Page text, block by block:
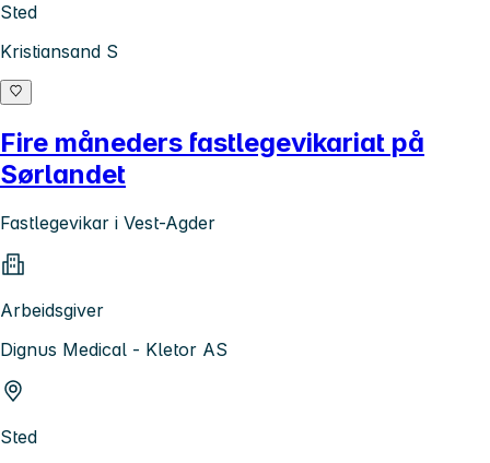
Sted
Kristiansand S
Fire måneders fastlegevikariat på
Sørlandet
Fastlegevikar i Vest-Agder
Arbeidsgiver
Dignus Medical - Kletor AS
Sted